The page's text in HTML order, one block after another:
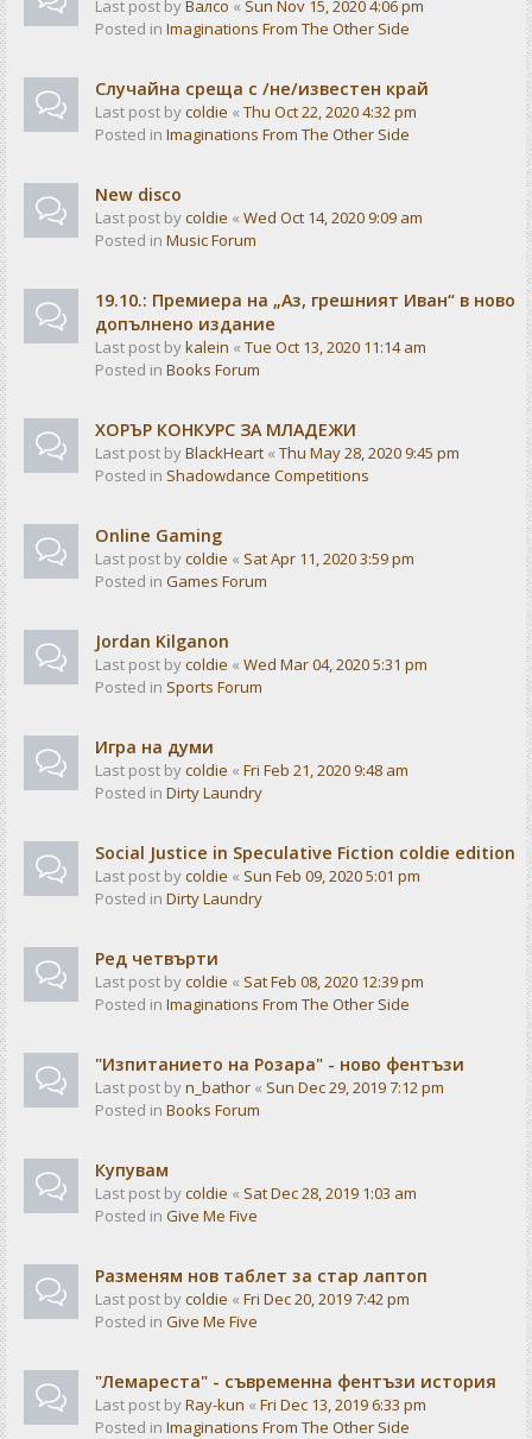
Last post byВалсо « Sun Nov 15, 2020 4:06 pm
Posted in Imaginations From The Other Side
Случайна среща с /не/известен край
Last post bycoldie « Thu Oct 22, 2020 4:32 pm
Posted in Imaginations From The Other Side
New disco
Last post bycoldie « Wed Oct 14, 2020 9:09 am
Posted in Music Forum
19.10.: Премиера на „Аз, грешният Иван“ в ново
допълнено издание
Last post bykalein « Tue Oct 13, 2020 11:14 am
Posted in Books Forum
ХОРЪР КОНКУРС ЗА МЛАДЕЖИ
Last post byBlackHeart « Thu May 28, 2020 9:45 pm
Posted in Shadowdance Competitions
Online Gaming
Last post bycoldie « Sat Apr 11, 2020 3:59 pm
Posted in Games Forum
Jordan Kilganon
Last post bycoldie « Wed Mar 04, 2020 5:31 pm
Posted in Sports Forum
Игра на думи
Last post bycoldie « Fri Feb 21, 2020 9:48 am
Posted in Dirty Laundry
Social Justice in Speculative Fiction coldie edition
Last post bycoldie « Sun Feb 09, 2020 5:01 pm
Posted in Dirty Laundry
Ред четвърти
Last post bycoldie « Sat Feb 08, 2020 12:39 pm
Posted in Imaginations From The Other Side
"Изпитанието на Розара" - ново фентъзи
Last post byn_bathor « Sun Dec 29, 2019 7:12 pm
Posted in Books Forum
Купувам
Last post bycoldie « Sat Dec 28, 2019 1:03 am
Posted in Give Me Five
Разменям нов таблет за стар лаптоп
Last post bycoldie « Fri Dec 20, 2019 7:42 pm
Posted in Give Me Five
"Лемареста" - съвременна фентъзи история
Last post byRay-kun « Fri Dec 13, 2019 6:33 pm
Posted in Imaginations From The Other Side